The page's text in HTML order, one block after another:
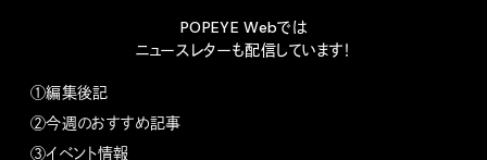
POPEYE Webでは
ニュースレターも配信しています！
①編集後記
②今週のおすすめ記事
③イベント情報